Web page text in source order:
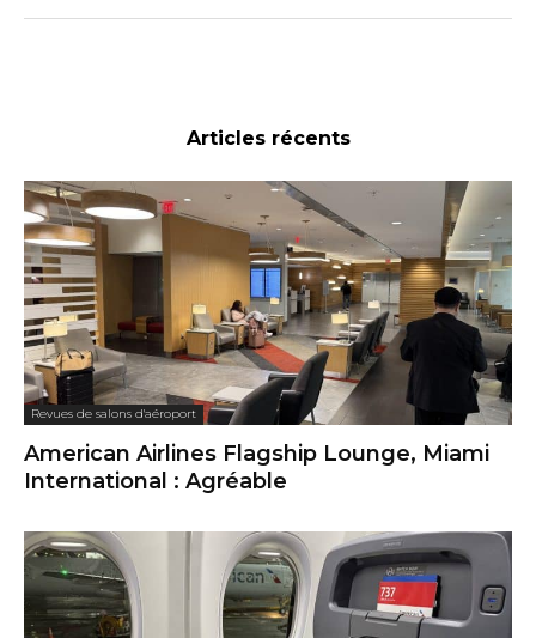
Articles récents
Revues de salons d'aéroport
American Airlines Flagship Lounge, Miami
International : Agréable